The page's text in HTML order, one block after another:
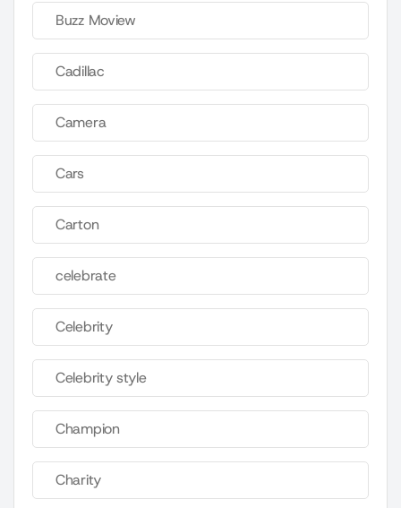
Buzz Moview
Cadillac
Camera
Cars
Carton
celebrate
Celebrity
Celebrity style
Champion
Charity